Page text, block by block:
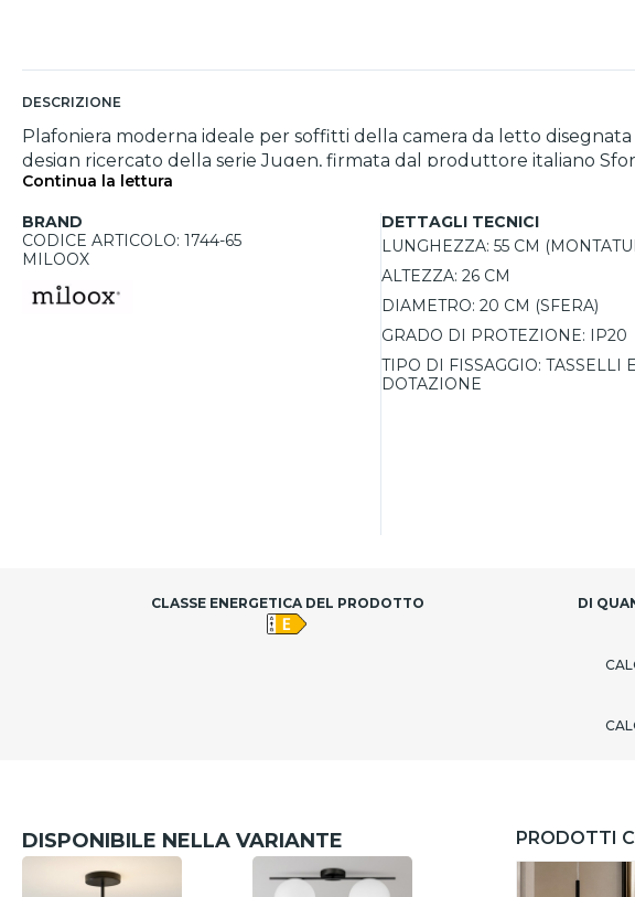
DESCRIZIONE
Plafoniera moderna ideale per soffitti della camera da letto
design ricercato della serie Jugen, firmata dal produttore italiano
dona un tocco di raffinatezza e si abbina facilmente ad altre soluzioni della stessa linea. Dotata di portalampada E27, permette di
generazione, scegliendo liberamente il colore della luce per
un’installazione sicura e pratica. Adatta esclusivamente per interni,
Continua la lettura
BRAND
CODICE ARTICOLO: 1744-65
MILOOX
DETTAGLI TECNICI
LUNGHEZZA: 55 CM
ALTEZZA: 26 CM
DIAMETRO: 20 CM (SFERA)
GRADO DI PROTEZIONE: IP20
TIPO DI FISSAGGIO: TASSELLI
DOTAZIONE
CLASSE ENERGETICA DEL PRODOTTO DI
DISPONIBILE NELLA VARIANTE PRODOTTI